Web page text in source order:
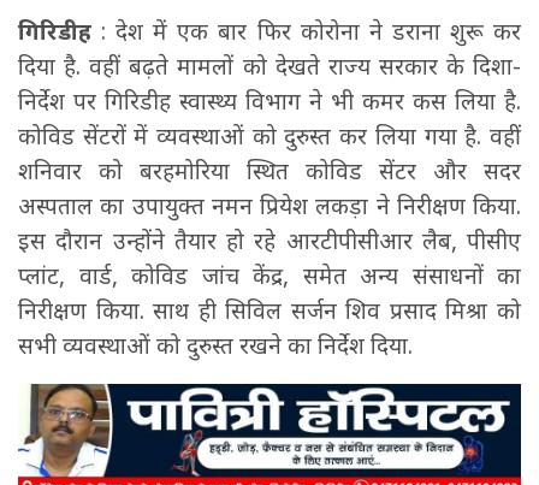
गिरिडीह : देश में एक बार फिर कोरोना ने डराना शुरू कर
दिया है. वहीं बढ़ते मामलों को देखते राज्य सरकार के दिशा-
निर्देश पर गिरिडीह स्वास्थ्य विभाग ने भी कमर कस लिया है.
कोविड सेंटरों में व्यवस्थाओं को दुरुस्त कर लिया गया है. वहीं
शनिवार को बरहमोरिया स्थित कोविड सेंटर और सदर
अस्पताल का उपायुक्त नमन प्रियेश लकड़ा ने निरीक्षण किया.
इस दौरान उन्होंने तैयार हो रहे आरटीपीसीआर लैब, पीसीए
प्लांट, वार्ड, कोविड जांच केंद्र, समेत अन्य संसाधनों का
निरीक्षण किया. साथ ही सिविल सर्जन शिव प्रसाद मिश्रा को
सभी व्यवस्थाओं को दुरुस्त रखने का निर्देश दिया.